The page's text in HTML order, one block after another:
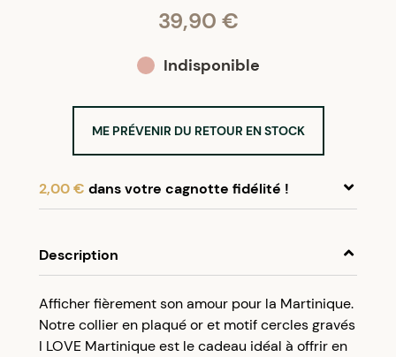
39,90 €
Indisponible
ME PRÉVENIR DU RETOUR EN STOCK
2,00 € dans votre cagnotte fidélité !
compte client et cumulez 5% de vos achats dans
votre cagnotte fidélité sans minimum d’achat.
Utilisez votre cagnotte de fidélité dès votre
Description
Afficher fièrement son amour pour la Martinique.
Notre collier en plaqué or et motif cercles gravés
I LOVE Martinique est le cadeau idéal à offrir en